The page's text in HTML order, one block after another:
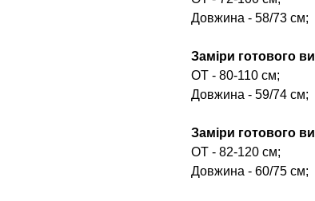
Довжина - 58/73 см;
Заміри готового
ОТ - 80-110 см;
Довжина - 59/74 см;
Заміри готового
ОТ - 82-120 см;
Довжина - 60/75 см;